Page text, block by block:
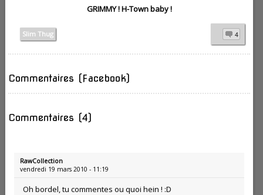
GRIMMY ! H-Town baby !
Slim Thug 4
Commentaires (Facebook)
Commentaires (4)
RawCollection
vendredi 19 mars 2010 - 11:19
Oh bordel, tu commentes ou quoi hein ! :D